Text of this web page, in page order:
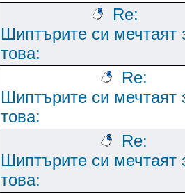
Re:
Шиптърите си мечтаят
това:
Re:
Шиптърите си мечтаят
това:
Re:
Шиптърите си мечтаят
това: